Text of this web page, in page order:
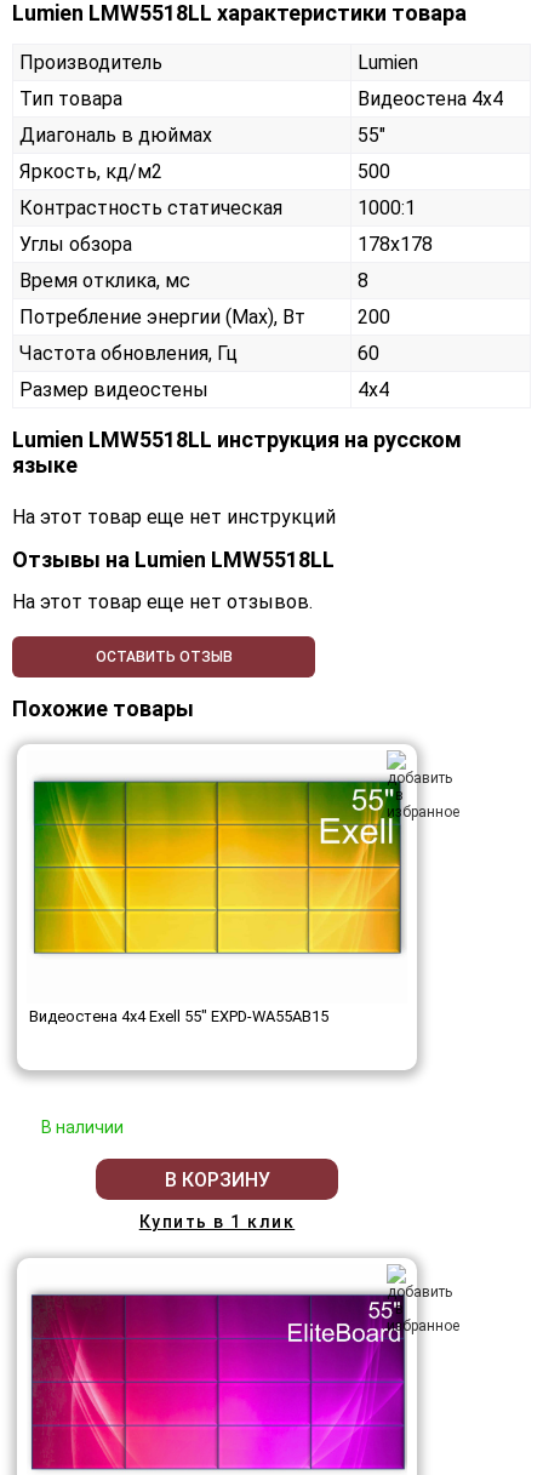
Lumien LMW5518LL характеристики товара
Производитель
Lumien
Тип товара
Видеостена 4х4
Диагональ в дюймах
55"
Яркость, кд/м2
500
Контрастность статическая
1000:1
Углы обзора
178x178
Время отклика, мс
8
Потребление энергии (Max), Вт
200
Частота обновления, Гц
60
Размер видеостены
4x4
Lumien LMW5518LL инструкция на русском
языке
На этот товар еще нет инструкций
Отзывы на Lumien LMW5518LL
На этот товар еще нет отзывов.
ОСТАВИТЬ ОТЗЫВ
Похожие товары
Видеостена 4x4 Exell 55" EXPD-WA55AB15
В наличии
В КОРЗИНУ
Купить в 1 клик